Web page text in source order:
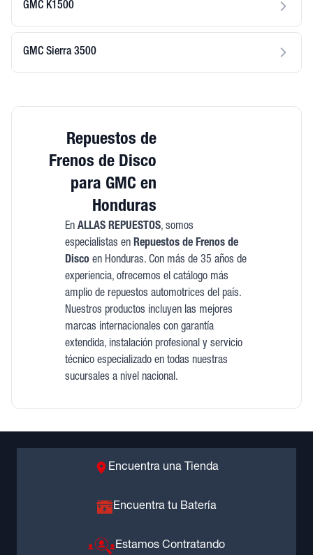
GMC K1500
GMC Sierra 3500
Repuestos de
Frenos de Disco
para GMC en
Honduras
En ALLAS REPUESTOS, somos
especialistas en Repuestos de Frenos de
Discoen Honduras. Con más de 35 años de
experiencia, ofrecemos el catálogo más
amplio de repuestos automotrices del país.
Nuestros productos incluyen las mejores
marcas internacionales con garantía
extendida, instalación profesional y servicio
técnico especializado en todas nuestras
sucursales a nivel nacional.
Encuentra una Tienda
Encuentra tu Batería
Estamos Contratando